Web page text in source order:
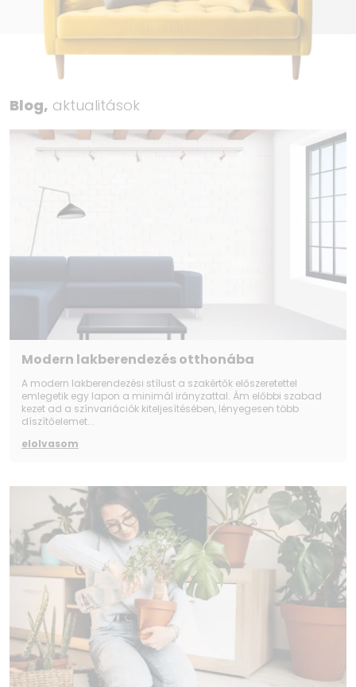
Blog, aktualitások
Modern lakberendezés otthonába
A modern lakberendezési stílust a szakértők előszeretettel
emlegetik egy lapon a minimál irányzattal. Ám előbbi szabad
kezet ad a színvariációk kiteljesítésében, lényegesen több
díszítőelemet...
elolvasom